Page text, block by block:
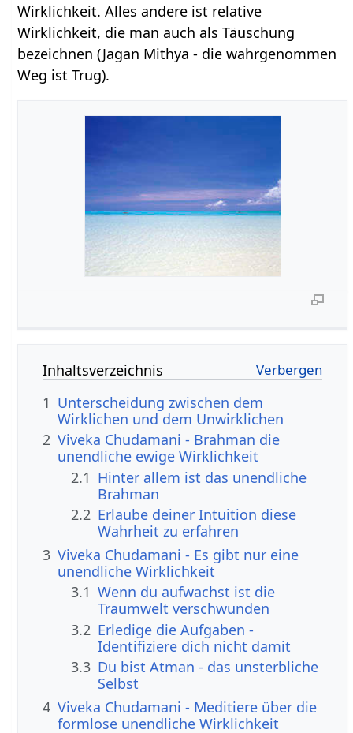
Wirklichkeit. Alles andere ist relative
Wirklichkeit, die man auch als Täuschung
bezeichnen (Jagan Mithya - die wahrgenommen
Weg ist Trug).
Inhaltsverzeichnis
1 Unterscheidung zwischen dem
Wirklichen und dem Unwirklichen
2 Viveka Chudamani - Brahman die
unendliche ewige Wirklichkeit
2.1 Hinter allem ist das unendliche
Brahman
2.2 Erlaube deiner Intuition diese
Wahrheit zu erfahren
3 Viveka Chudamani - Es gibt nur eine
unendliche Wirklichkeit
3.1 Wenn du aufwachst ist die
Traumwelt verschwunden
3.2 Erledige die Aufgaben -
Identifiziere dich nicht damit
3.3 Du bist Atman - das unsterbliche
Selbst
4 Viveka Chudamani - Meditiere über die
formlose unendliche Wirklichkeit